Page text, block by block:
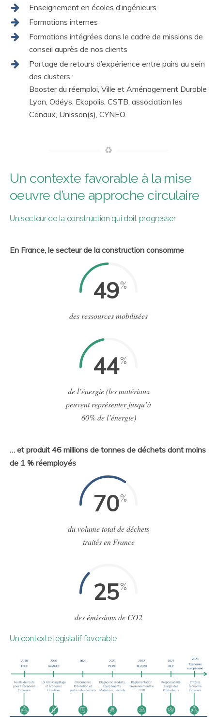
Enseignement en écoles d’ingénieurs
Formations internes
Formations intégrées dans le cadre de missions de
conseil auprès de nos clients
Partage de retours d’expérience entre pairs au sein
des clusters :
Booster du réemploi, Ville et Aménagement Durable
Lyon, Odéys, Ekopolis, CSTB, association les
Canaux, Unisson(s), CYNEO.
Un contexte favorable à la mise
oeuvre d’une approche circulaire
Un secteur de la construction qui doit progresser
En France, le secteur de la construction consomme
49%
des ressources mobilisées
44%
de l’énergie (les matériaux
peuvent représenter jusqu’à
60% de l’énergie)
… et produit 46 millions de tonnes de déchets dont moins
de 1 % réemployés
70%
du volume total de déchets
traités en France
25%
des émissions de CO2
Un contexte législatif favorable